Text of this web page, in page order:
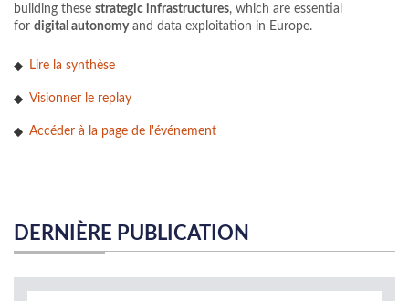
building these strategic infrastructures, which are essential
for digital autonomyand data exploitation in Europe.
Lire la synthèse
Visionner le replay
Accéder à la page de l'événement
DERNIÈRE PUBLICATION